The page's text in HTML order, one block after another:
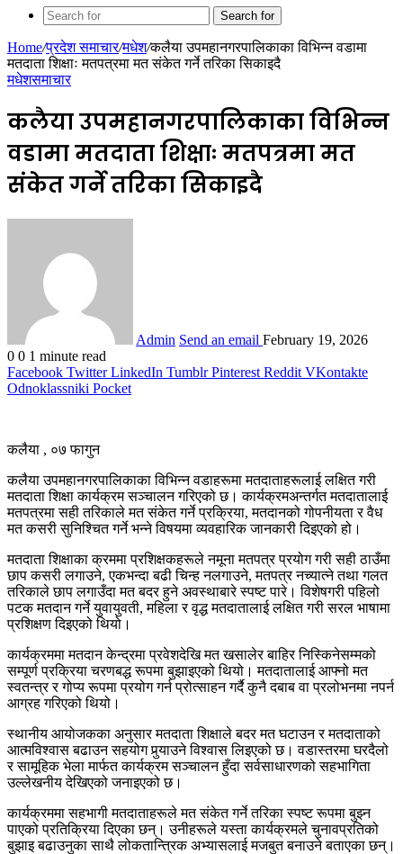
Search for
Home/प्रदेश समाचार/मधेश/कलैया उपमहानगरपालिकाका विभिन्न वडामा
मतदाता शिक्षाः मतपत्रमा मत संकेत गर्ने तरिका सिकाइदै
मधेशसमाचार
कलैया उपमहानगरपालिकाका विभिन्न
वडामा मतदाता शिक्षाः मतपत्रमा मत
संकेत गर्ने तरिका सिकाइदै
Admin Send an email February 19, 2026
0 0 1 minute read
Facebook Twitter LinkedIn Tumblr Pinterest Reddit VKontakte
Odnoklassniki Pocket
कलैया , ०७ फागुन
कलैया उपमहानगरपालिकाका विभिन्न वडाहरूमा मतदाताहरूलाई लक्षित गरी
मतदाता शिक्षा कार्यक्रम सञ्चालन गरिएको छ। कार्यक्रमअन्तर्गत मतदातालाई
मतपत्रमा सही तरिकाले मत संकेत गर्ने प्रक्रिया, मतदानको गोपनीयता र वैध
मत कसरी सुनिश्चित गर्ने भन्ने विषयमा व्यवहारिक जानकारी दिइएको हो।
मतदाता शिक्षाका क्रममा प्रशिक्षकहरूले नमूना मतपत्र प्रयोग गरी सही ठाउँमा
छाप कसरी लगाउने, एकभन्दा बढी चिन्ह नलगाउने, मतपत्र नच्यात्ने तथा गलत
तरिकाले छाप लगाउँदा मत बदर हुने अवस्थाबारे स्पष्ट पारे। विशेषगरी पहिलो
पटक मतदान गर्ने युवायुवती, महिला र वृद्ध मतदातालाई लक्षित गरी सरल भाषामा
प्रशिक्षण दिइएको थियो।
कार्यक्रममा मतदान केन्द्रमा प्रवेशदेखि मत खसालेर बाहिर निस्किनेसम्मको
सम्पूर्ण प्रक्रिया चरणबद्ध रूपमा बुझाइएको थियो। मतदातालाई आफ्नो मत
स्वतन्त्र र गोप्य रूपमा प्रयोग गर्न प्रोत्साहन गर्दै कुनै दबाब वा प्रलोभनमा नपर्न
आग्रह गरिएको थियो।
स्थानीय आयोजकका अनुसार मतदाता शिक्षाले बदर मत घटाउन र मतदाताको
आत्मविश्वास बढाउन सहयोग पुर्‍याउने विश्वास लिइएको छ। वडास्तरमा घरदैलो
र सामूहिक भेला मार्फत कार्यक्रम सञ्चालन हुँदा सर्वसाधारणको सहभागिता
उल्लेखनीय देखिएको जनाइएको छ।
कार्यक्रममा सहभागी मतदाताहरूले मत संकेत गर्ने तरिका स्पष्ट रूपमा बुझ्न
पाएको प्रतिक्रिया दिएका छन्। उनीहरूले यस्ता कार्यक्रमले चुनावप्रतिको
बुझाइ बढाउनुका साथै लोकतान्त्रिक अभ्यासलाई मजबुत बनाउने बताएका छन्।